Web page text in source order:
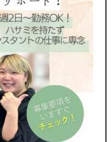
、